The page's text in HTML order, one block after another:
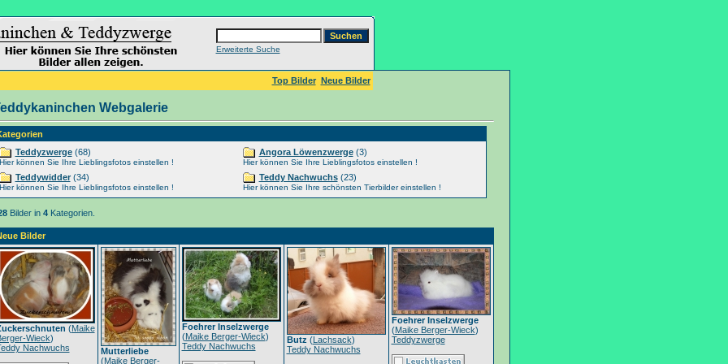
Erweiterte Suche
Top Bilder Neue Bilder
Webgalerie
Teddyzwerge(68)
können Sie Ihre Lieblingsfotos einstellen !
Teddywidder(34)
können Sie Ihre Lieblingsfotos einstellen !
Angora Löwenzwerge(3)
Hier können Sie Ihre Lieblingsfotos einstellen !
Teddy Nachwuchs(23)
Hier können Sie Ihre schönsten Tierbilder einstellen !
Bilder in 4Kategorien.
Bilder
(Maike
Wieck)
Nachwuchs
Mutterliebe
(Maike Berger-
Foehrer Inselzwerge
(Maike Berger-Wieck)
Teddy Nachwuchs
Butz (Lachsack)
Teddy Nachwuchs
Foehrer Inselzwerge
(Maike Berger-Wieck)
Teddyzwerge